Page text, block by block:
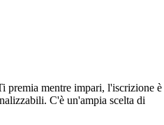
premia mentre impari, l'iscrizione è
C'è un'ampia scelta di